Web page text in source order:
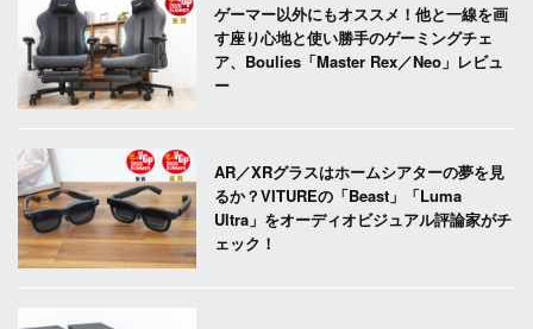
ゲーマー以外にもオススメ！他と一線を画
す座り心地と使い勝手のゲーミングチェ
ア、Boulies「Master Rex／Neo」レビュ
ー
AR／XRグラスはホームシアターの夢を見
るか？VITUREの「Beast」「Luma
Ultra」をオーディオビジュアル評論家がチ
ェック！